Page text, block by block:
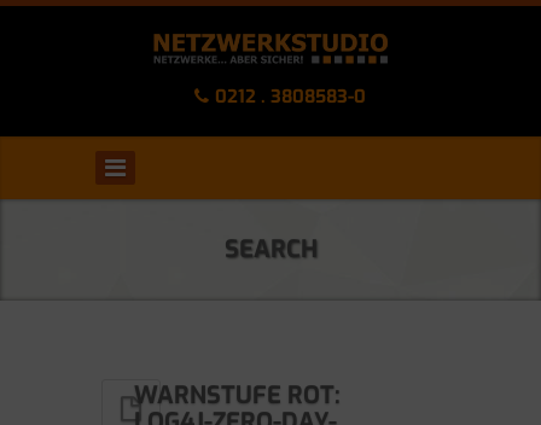
0212 . 3808583-0
SEARCH
WARNSTUFE ROT: